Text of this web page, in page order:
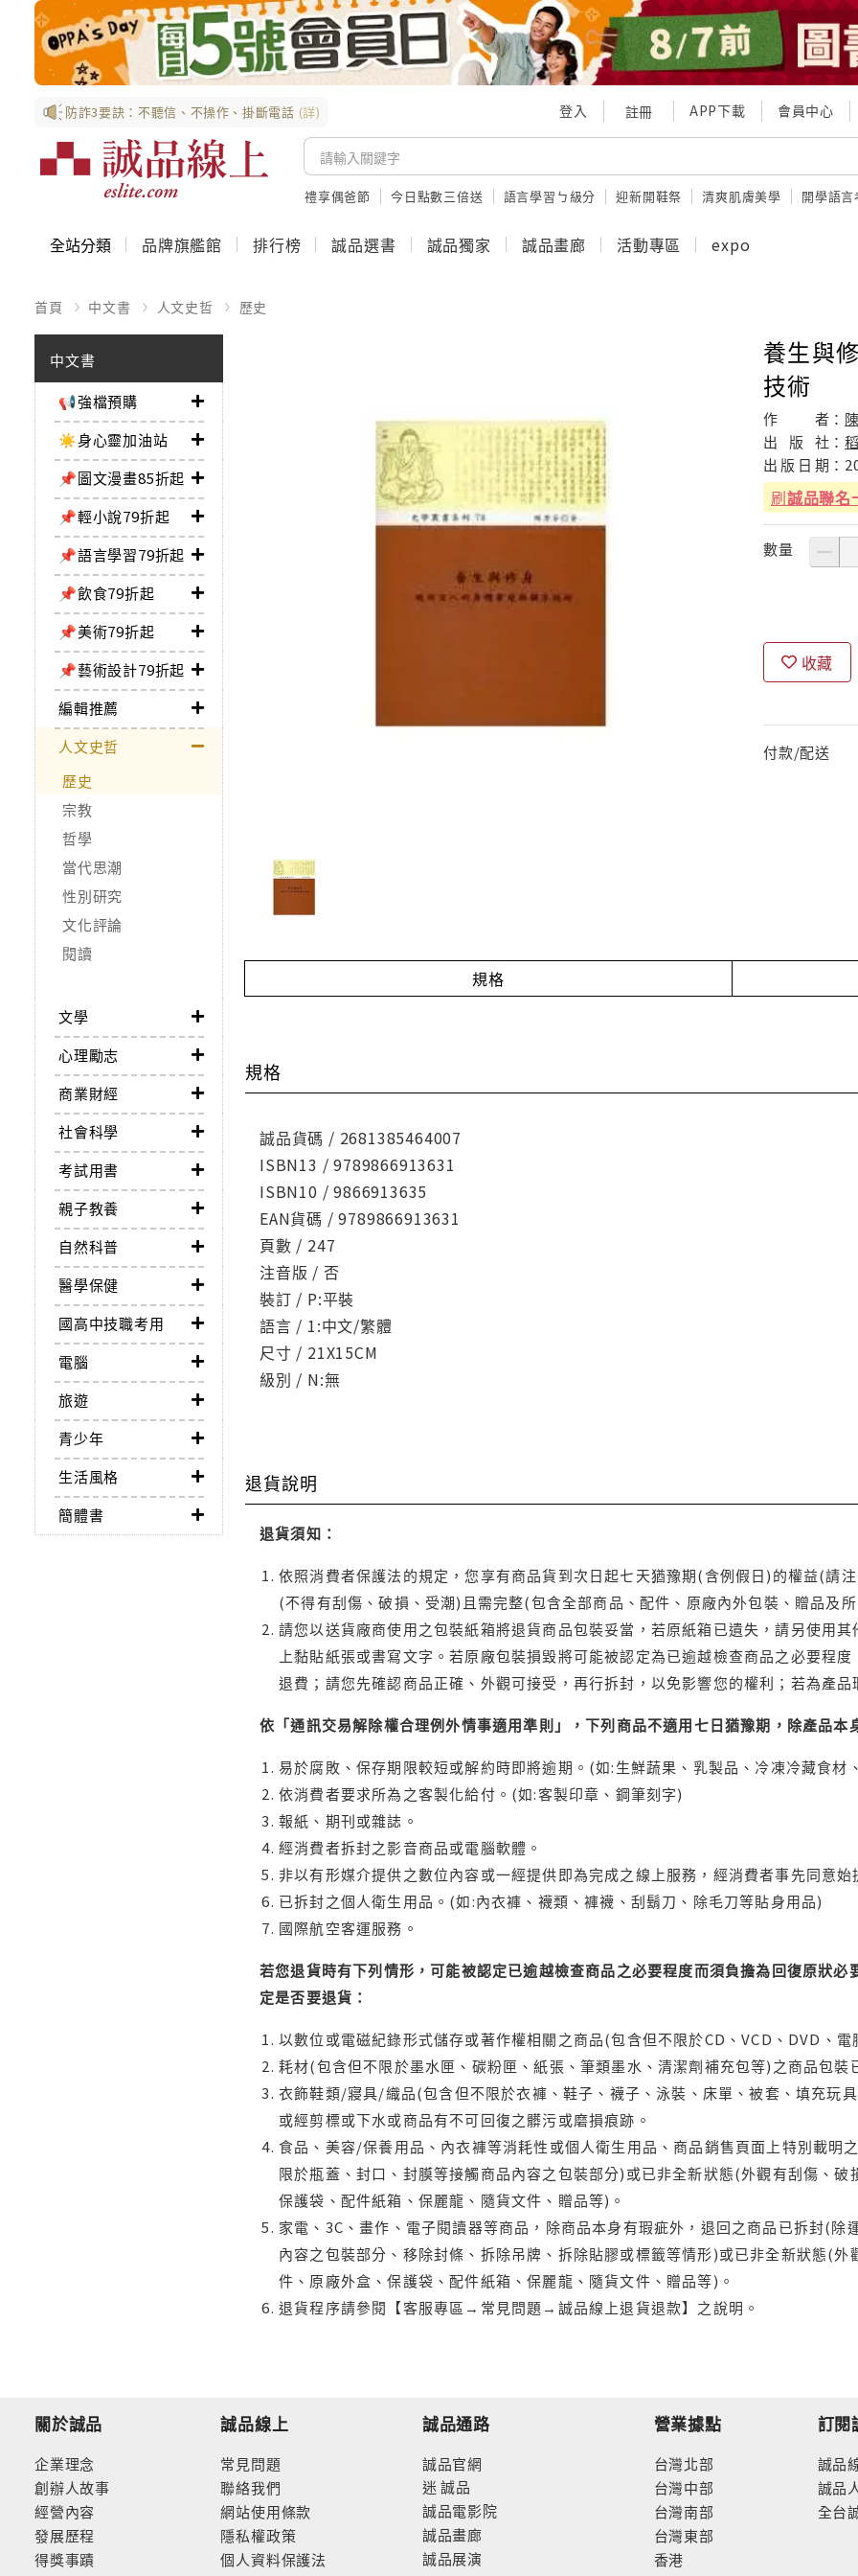
防詐3要訣：不聽信、不操作、掛斷電話 (詳) 登入 註冊 APP下載 會員中心
禮享偶爸節 今日點數三倍送 語言學習ㄅ級分 迎新開鞋祭 清爽肌膚美學 開學語
全站分類 品牌旗艦館 排行榜 誠品選書 誠品獨家 誠品畫廊 活動專區 expo
首頁 中文書 人文史哲 歷史
中文書
📢強檔預購
☀️身心靈加油站
📌圖文漫畫85折起
📌輕小說79折起
📌語言學習79折起
📌飲食79折起
📌美術79折起
📌藝術設計79折起
編輯推薦
人文史哲
歷史
宗教
哲學
當代思潮
性別研究
文化評論
閱讀
文學
心理勵志
商業財經
社會科學
考試用書
親子教養
自然科普
醫學保健
國高中技職考用
電腦
旅遊
青少年
生活風格
簡體書
養生與
技術
作 者：
出
版 社：
出 版 日 期：
刷誠品聯名
數量
收藏
付款/配送
規格
規格
誠品貨碼 / 2681385464007
ISBN13 / 9789866913631
ISBN10 / 9866913635
EAN貨碼 / 9789866913631
頁數 / 247
注音版 / 否
裝訂 / P:平裝
語言 / 1:中文/繁體
尺寸 / 21X15CM
級別 / N:無
退貨說明
退貨須知：
依照消費者保護法的規定，您享有商品貨到次日起七天猶豫期(含例假日)的權益(請
(不得有刮傷、破損、受潮)且需完整(包含全部商品、配件、原廠內外包裝、贈品及
請您以送貨廠商使用之包裝紙箱將退貨商品包裝妥當，若原紙箱已遺失，請另使用
上黏貼紙張或書寫文字。若原廠包裝損毀將可能被認定為已逾越檢查商品之必要程
退費；請您先確認商品正確、外觀可接受，再行拆封，以免影響您的權利；若為產
依「通訊交易解除權合理例外情事適用準則」，下列商品不適用七日猶豫期，除產品本
易於腐敗、保存期限較短或解約時即將逾期。(如:生鮮蔬果、乳製品、冷凍冷藏食材
依消費者要求所為之客製化給付。(如:客製印章、鋼筆刻字)
報紙、期刊或雜誌。
經消費者拆封之影音商品或電腦軟體。
非以有形媒介提供之數位內容或一經提供即為完成之線上服務，經消費者事先同意
已拆封之個人衛生用品。(如:內衣褲、襪類、褲襪、刮鬍刀、除毛刀等貼身用品)
國際航空客運服務。
若您退貨時有下列情形，可能被認定已逾越檢查商品之必要程度而須負擔為回復原狀
定是否要退貨：
以數位或電磁紀錄形式儲存或著作權相關之商品(包含但不限於CD、VCD、DVD、
耗材(包含但不限於墨水匣、碳粉匣、紙張、筆類墨水、清潔劑補充包等)之商品包
衣飾鞋類/寢具/織品(包含但不限於衣褲、鞋子、襪子、泳裝、床單、被套、填充玩
或經剪標或下水或商品有不可回復之髒污或磨損痕跡。
食品、美容/保養用品、內衣褲等消耗性或個人衛生用品、商品銷售頁面上特別載明
限於瓶蓋、封口、封膜等接觸商品內容之包裝部分)或已非全新狀態(外觀有刮傷、
保護袋、配件紙箱、保麗龍、隨貨文件、贈品等)。
家電、3C、畫作、電子閱讀器等商品，除商品本身有瑕疵外，退回之商品已拆封(
內容之包裝部分、移除封條、拆除吊牌、拆除貼膠或標籤等情形)或已非全新狀態(
件、原廠外盒、保護袋、配件紙箱、保麗龍、隨貨文件、贈品等)。
退貨程序請參閱【客服專區→常見問題→誠品線上退貨退款】之說明。
關於誠品
企業理念
創辦人故事
經營內容
發展歷程
得獎事蹟
誠品線上
常見問題
聯絡我們
網站使用條款
隱私權政策
個人資料保護法
誠品通路
誠品官網
迷 誠品
誠品電影院
誠品畫廊
誠品展演
營業據點
台灣北部
台灣中部
台灣南部
台灣東部
香港
訂閱
誠品
誠品
全台